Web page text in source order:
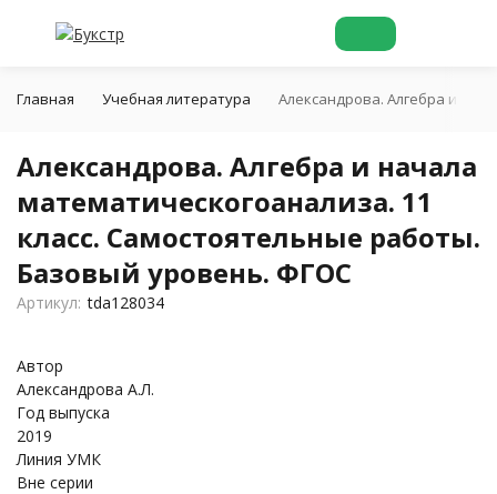
Главная Учебная литература Александрова. Алгебра и
Александрова. Алгебра и начала
математическогоанализа. 11
класс. Самостоятельные работы.
Базовый уровень. ФГОС
Артикул: tda128034
Автор
Александрова А.Л.
Год выпуска
2019
Линия УМК
Вне серии